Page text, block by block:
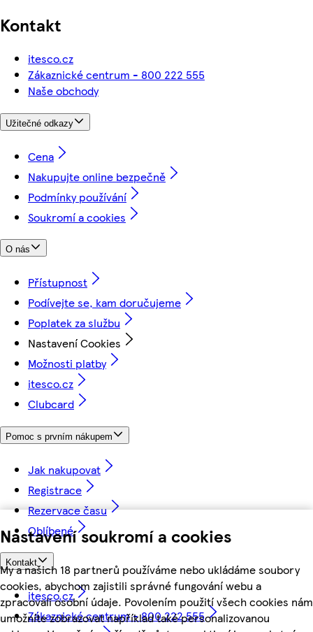
Nastavení soukromí a cookies
My a našich 18 partnerů používáme nebo ukládáme soubory
cookies, abychom zajistili správné fungování webu a
zpracovali osobní údaje. Povolením použití všech cookies nám
umožníte zobrazovat například také personalizovanou
Kontakt
itesco.cz
Zákaznické centrum - 800 222 555
Naše obchody
Užitečné odkazy
Cena
Nakupujte online bezpečně
Podmínky používání
Soukromí a cookies
O nás
Přístupnost
Podívejte se, kam doručujeme
Poplatek za službu
Nastavení Cookies
Možnosti platby
itesco.cz
Clubcard
Pomoc s prvním nákupem
Jak nakupovat
Registrace
Rezervace času
Oblíbené
Kontakt
itesco.cz
Zákaznické centrum - 800 222 555